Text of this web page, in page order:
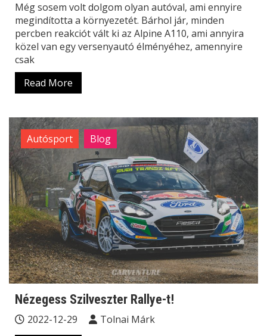
Még sosem volt dolgom olyan autóval, ami ennyire
megindította a környezetét. Bárhol jár, minden
percben reakciót vált ki az Alpine A110, ami annyira
közel van egy versenyautó élményéhez, amennyire
csak
Read More
Autósport Blog
Nézegess Szilveszter Rallye-t!
2022-12-29 Tolnai Márk